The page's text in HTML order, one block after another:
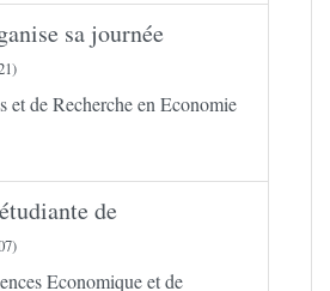
sa journée
et de Recherche en Economie
de
Economique et de